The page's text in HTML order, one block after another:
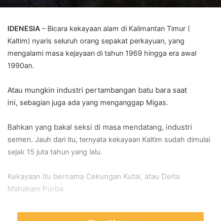
IDENESIA – Bicara kekayaan alam di Kalimantan Timur (
Kaltim) nyaris seluruh orang sepakat perkayuan, yang
mengalami masa kejayaan di tahun 1969 hingga era awal
1990an.
Atau mungkin industri pertambangan batu bara saat
ini, sebagian juga ada yang menganggap Migas.
Bahkan yang bakal seksi di masa mendatang, industri
semen. Jauh dari itu, ternyata kekayaan Kaltim sudah dimulai
sejak 15 juta tahun yang lalu.
Kekayaan itu bernama Cekungan Kutai, atau Delta
Mahakam Purba.
Begitulah nama yang dikenal tidak hanya seantero